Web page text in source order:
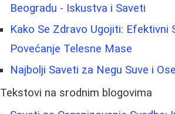
Beogradu - Iskustva i Saveti
Kako Se Zdravo Ugojiti: Efektivni
Povećanje Telesne Mase
Najbolji Saveti za Negu Suve i
Tekstovi na srodnim blogovima